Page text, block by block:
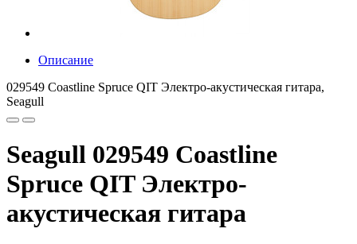
Описание
029549 Coastline Spruce QIT Электро-акустическая гитара,
Seagull
Seagull 029549 Coastline
Spruce QIT Электро-
акустическая гитара